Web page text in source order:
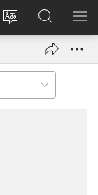
Veisautaka
Dolava
(opens
Vaqara
ena
JW.ORG